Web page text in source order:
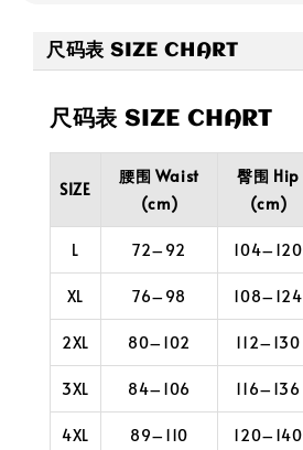
尺码表 SIZE CHART
尺码表 SIZE CHART
SIZE
腰围 Waist
(cm)
臀围 Hip
(cm)
L 72–92 104–120
XL 76–98 108–124
2XL 80–102 112–130
3XL 84–106 116–136
4XL 89–110 120–140